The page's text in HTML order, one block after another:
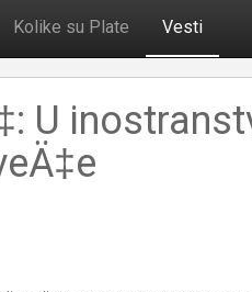
Kolike su Plate Vesti
U